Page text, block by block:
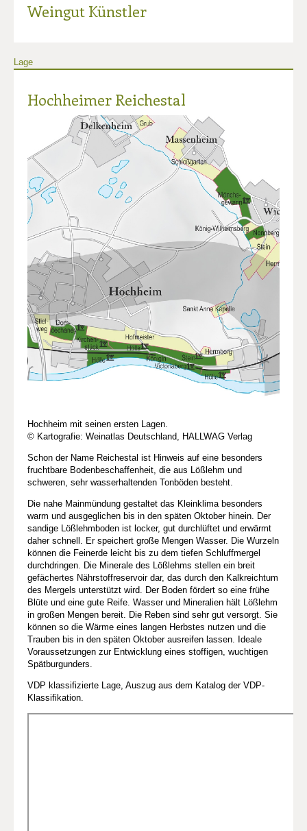
Weingut Künstler
Lage
Hochheimer Reichestal
Hochheim mit seinen ersten Lagen.
© Kartografie: Weinatlas Deutschland, HALLWAG Verlag
Schon der Name Reichestal ist Hinweis auf eine besonders
fruchtbare Bodenbeschaffenheit, die aus Lößlehm und
schweren, sehr wasserhaltenden Tonböden besteht.
Die nahe Mainmündung gestaltet das Kleinklima besonders
warm und ausgeglichen bis in den späten Oktober hinein. Der
sandige Lößlehmboden ist locker, gut durchlüftet und erwärmt
daher schnell. Er speichert große Mengen Wasser. Die Wurzeln
können die Feinerde leicht bis zu dem tiefen Schluffmergel
durchdringen. Die Minerale des Lößlehms stellen ein breit
gefächertes Nährstoffreservoir dar, das durch den Kalkreichtum
des Mergels unterstützt wird. Der Boden fördert so eine frühe
Blüte und eine gute Reife. Wasser und Mineralien hält Lößlehm
in großen Mengen bereit. Die Reben sind sehr gut versorgt. Sie
können so die Wärme eines langen Herbstes nutzen und die
Trauben bis in den späten Oktober ausreifen lassen. Ideale
Voraussetzungen zur Entwicklung eines stoffigen, wuchtigen
Spätburgunders.
VDP klassifizierte Lage, Auszug aus dem Katalog der VDP-
Klassifikation.